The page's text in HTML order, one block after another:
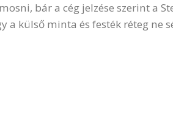
bár a cég jelzése szerint a
külső minta és festék réteg ne